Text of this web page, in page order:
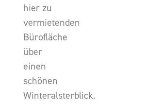
hier zu
vermietenden
Bürofläche
über
einen
schönen
Winteralsterblick.